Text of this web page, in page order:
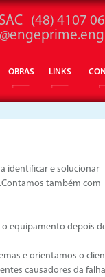
SAC (48) 4107
OBRAS LINKS
identificar e solucionar
também com
equipamento depois
e orientamos o
causadores da